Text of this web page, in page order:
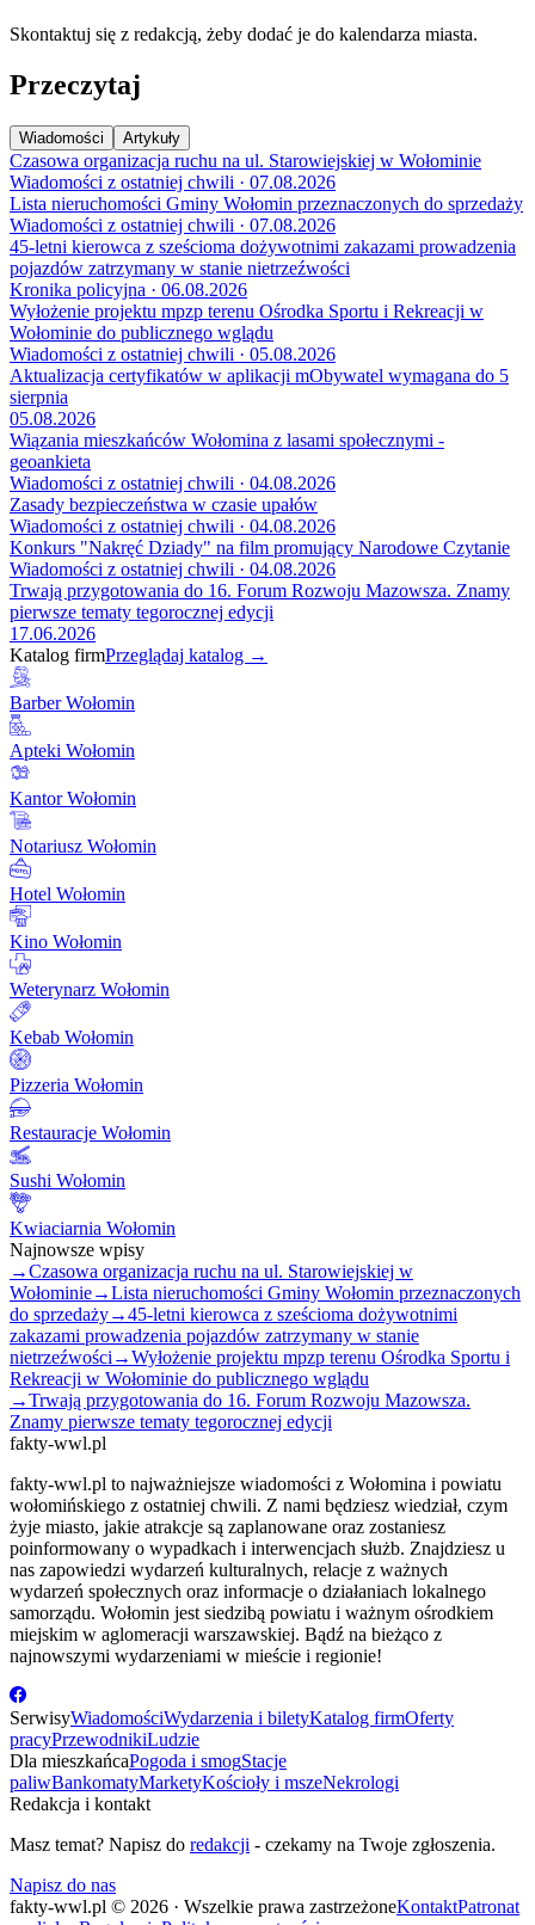
Skontaktuj się z redakcją, żeby dodać je do kalendarza miasta.
Przeczytaj
Wiadomości Artykuły
Czasowa organizacja ruchu na ul. Starowiejskiej w Wołominie
Wiadomości z ostatniej chwili · 07.08.2026
Lista nieruchomości Gminy Wołomin przeznaczonych do sprzedaży
Wiadomości z ostatniej chwili · 07.08.2026
45-letni kierowca z sześcioma dożywotnimi zakazami prowadzenia
pojazdów zatrzymany w stanie nietrzeźwości
Kronika policyjna · 06.08.2026
Wyłożenie projektu mpzp terenu Ośrodka Sportu i Rekreacji w
Wołominie do publicznego wglądu
Wiadomości z ostatniej chwili · 05.08.2026
Aktualizacja certyfikatów w aplikacji mObywatel wymagana do 5
sierpnia
05.08.2026
Wiązania mieszkańców Wołomina z lasami społecznymi -
geoankieta
Wiadomości z ostatniej chwili · 04.08.2026
Zasady bezpieczeństwa w czasie upałów
Wiadomości z ostatniej chwili · 04.08.2026
Konkurs "Nakręć Dziady" na film promujący Narodowe Czytanie
Wiadomości z ostatniej chwili · 04.08.2026
Trwają przygotowania do 16. Forum Rozwoju Mazowsza. Znamy
pierwsze tematy tegorocznej edycji
17.06.2026
Katalog firmPrzeglądaj katalog →
Barber Wołomin
Apteki Wołomin
Kantor Wołomin
Notariusz Wołomin
Hotel Wołomin
Kino Wołomin
Weterynarz Wołomin
Kebab Wołomin
Pizzeria Wołomin
Restauracje Wołomin
Sushi Wołomin
Kwiaciarnia Wołomin
Najnowsze wpisy
→Czasowa organizacja ruchu na ul. Starowiejskiej w
Wołominie→Lista nieruchomości Gminy Wołomin przeznaczonych
do sprzedaży→45-letni kierowca z sześcioma dożywotnimi
zakazami prowadzenia pojazdów zatrzymany w stanie
nietrzeźwości →Wyłożenie projektu mpzp terenu Ośrodka Sportu i
Rekreacji w Wołominie do publicznego wglądu
→Trwają przygotowania do 16. Forum Rozwoju Mazowsza.
Znamy pierwsze tematy tegorocznej edycji
fakty-wwl.pl
fakty-wwl.pl to najważniejsze wiadomości z Wołomina i powiatu
wołomińskiego z ostatniej chwili. Z nami będziesz wiedział, czym
żyje miasto, jakie atrakcje są zaplanowane oraz zostaniesz
poinformowany o wypadkach i interwencjach służb. Znajdziesz u
nas zapowiedzi wydarzeń kulturalnych, relacje z ważnych
wydarzeń społecznych oraz informacje o działaniach lokalnego
samorządu. Wołomin jest siedzibą powiatu i ważnym ośrodkiem
miejskim w aglomeracji warszawskiej. Bądź na bieżąco z
najnowszymi wydarzeniami w mieście i regionie!
SerwisyWiadomościWydarzenia i biletyKatalog firmOferty
pracyPrzewodnikiLudzie
Dla mieszkańcaPogoda i smogStacje
paliwBankomatyMarketyKościoły i mszeNekrologi
Redakcja i kontakt
Masz temat? Napisz do redakcji - czekamy na Twoje zgłoszenia.
Napisz do nas
fakty-wwl.pl © 2026 · Wszelkie prawa zastrzeżoneKontaktPatronat